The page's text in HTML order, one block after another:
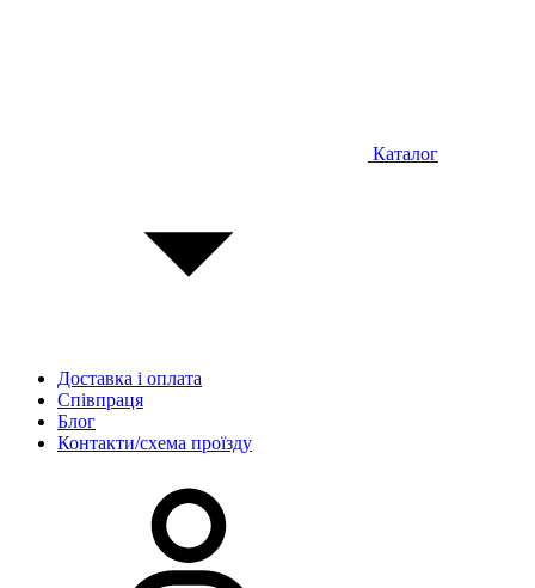
Каталог
Доставка і оплата
Співпраця
Блог
Контакти/схема проїзду